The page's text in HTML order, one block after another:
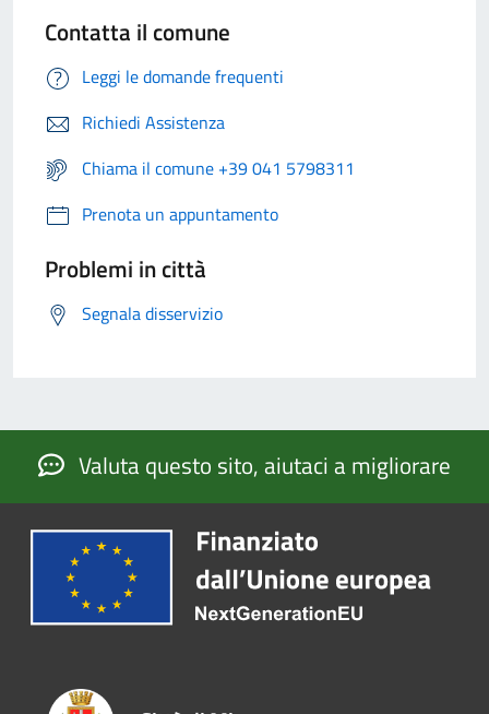
Contatta il comune
Leggi le domande frequenti
Richiedi Assistenza
Chiama il comune +39 041 5798311
Prenota un appuntamento
Problemi in città
Segnala disservizio
Valuta questo sito, aiutaci a migliorare